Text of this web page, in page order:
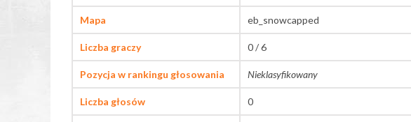
Mapa eb_snowcapped
Liczba graczy 0 / 6
Pozycja w rankingu głosowania Nieklasyfikowany
Liczba głosów 0